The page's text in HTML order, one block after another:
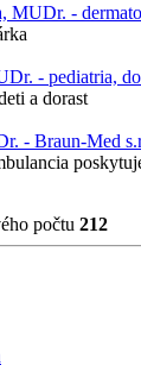
MUDr. -
- pediatria,
a dorast
- Braun-Med
počtu 212